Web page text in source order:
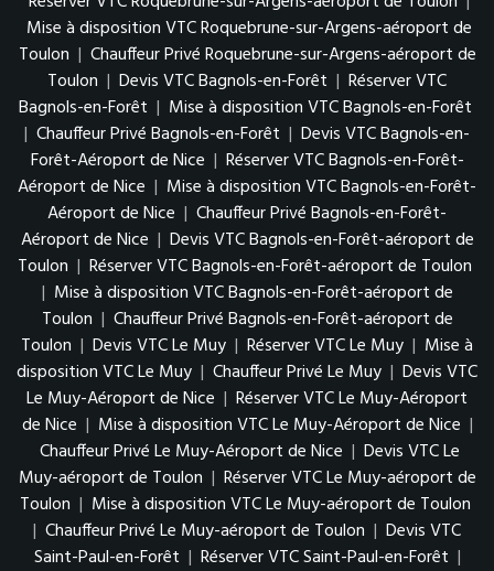
Mise à disposition VTC Roquebrune-sur-Argens-aéroport de
Toulon | Chauffeur Privé Roquebrune-sur-Argens-aéroport de
Toulon | Devis VTC Bagnols-en-Forêt | Réserver VTC
Bagnols-en-Forêt | Mise à disposition VTC Bagnols-en-Forêt
| Chauffeur Privé Bagnols-en-Forêt | Devis VTC Bagnols-en-
Forêt-Aéroport de Nice | Réserver VTC Bagnols-en-Forêt-
Aéroport de Nice | Mise à disposition VTC Bagnols-en-Forêt-
Aéroport de Nice | Chauffeur Privé Bagnols-en-Forêt-
Aéroport de Nice | Devis VTC Bagnols-en-Forêt-aéroport de
Toulon | Réserver VTC Bagnols-en-Forêt-aéroport de Toulon
| Mise à disposition VTC Bagnols-en-Forêt-aéroport de
Toulon | Chauffeur Privé Bagnols-en-Forêt-aéroport de
Toulon | Devis VTC Le Muy | Réserver VTC Le Muy | Mise à
disposition VTC Le Muy | Chauffeur Privé Le Muy | Devis VTC
Le Muy-Aéroport de Nice | Réserver VTC Le Muy-Aéroport
de Nice | Mise à disposition VTC Le Muy-Aéroport de Nice |
Chauffeur Privé Le Muy-Aéroport de Nice | Devis VTC Le
Muy-aéroport de Toulon | Réserver VTC Le Muy-aéroport de
Toulon | Mise à disposition VTC Le Muy-aéroport de Toulon
| Chauffeur Privé Le Muy-aéroport de Toulon | Devis VTC
Saint-Paul-en-Forêt | Réserver VTC Saint-Paul-en-Forêt |